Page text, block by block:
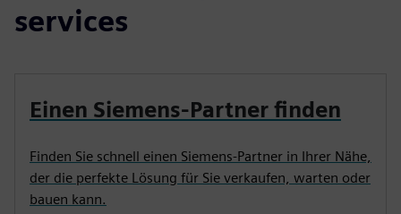
services
Einen Siemens-Partner finden
Finden Sie schnell einen Siemens-Partner in Ihrer Nähe,
der die perfekte Lösung für Sie verkaufen, warten oder
bauen kann.